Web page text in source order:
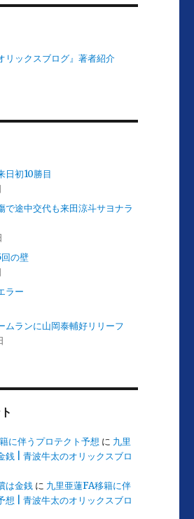
リックスブログ』著者紹介
日初10勝目
で途中交代も来田涼斗サヨナラ
の壁
ラー
ムランに山岡泰輔好リリーフ
に伴うプロテクト予想 に 九里
銭 | 青波牛太のオリックスブロ
は金銭 に 九里亜蓮FA移籍に伴
想 | 青波牛太のオリックスブロ